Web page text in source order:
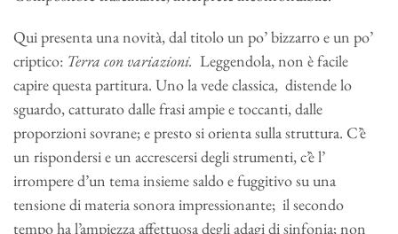
Qui presenta una novità, dal titolo un po’ bizzarro e un po’
criptico: Terra con variazioni. Leggendola, non è facile
capire questa partitura. Uno la vede classica, distende lo
sguardo, catturato dalle frasi ampie e toccanti, dalle
proporzioni sovrane; e presto si orienta sulla struttura. C’è
un rispondersi e un accrescersi degli strumenti, c’è l’
irrompere d’un tema insieme saldo e fuggitivo su una
tensione di materia sonora impressionante; il secondo
tempo ha l’ampiezza affettuosa degli adagi di sinfonia; non